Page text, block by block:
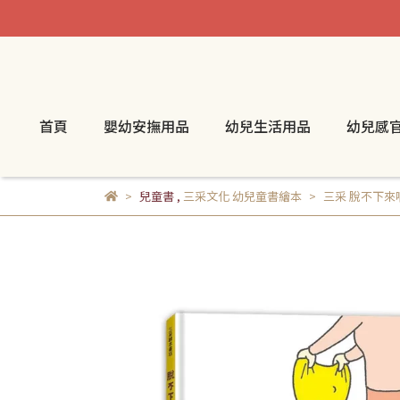
首頁 嬰幼安撫用品 幼兒生活用品 幼兒感
兒童書, 三采文化 幼兒童書繪本 三采 脫不下來